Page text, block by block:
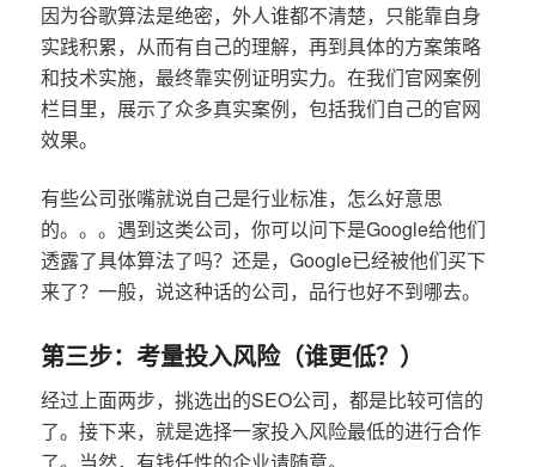
因为谷歌算法是绝密，外人谁都不清楚，只能靠自身
实践积累，从而有自己的理解，再到具体的方案策略
和技术实施，最终靠实例证明实力。在我们官网案例
栏目里，展示了众多真实案例，包括我们自己的官网
效果。
有些公司张嘴就说自己是行业标准，怎么好意思
的。。。遇到这类公司，你可以问下是Google给他们
透露了具体算法了吗？还是，Google已经被他们买下
来了？一般，说这种话的公司，品行也好不到哪去。
第三步：考量投入风险（谁更低？）
经过上面两步，挑选出的SEO公司，都是比较可信的
了。接下来，就是选择一家投入风险最低的进行合作